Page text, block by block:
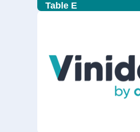
Table E